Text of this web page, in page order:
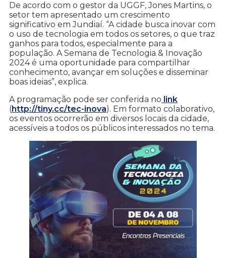
De acordo com o gestor da UGGF, Jones Martins, o
setor tem apresentado um crescimento
significativo em Jundiaí. “A cidade busca inovar com
o uso de tecnologia em todos os setores, o que traz
ganhos para todos, especialmente para a
população. A Semana de Tecnologia & Inovação
2024 é uma oportunidade para compartilhar
conhecimento, avançar em soluções e disseminar
boas ideias”, explica.
A programação pode ser conferida no link
(http://tiny.cc/tec-inova). Em formato colaborativo,
os eventos ocorrerão em diversos locais da cidade,
acessíveis a todos os públicos interessados no tema.